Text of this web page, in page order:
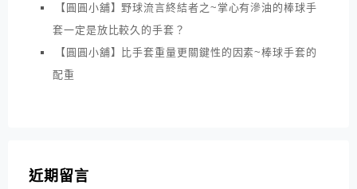
【圓圓小舖】野球流言終結者之~掌心有滲油的棒球手
套一定是放比較久的手套？
【圓圓小舖】比手套重量更關鍵性的因素~棒球手套的
配重
近期留言